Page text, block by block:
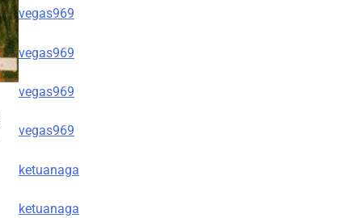
vegas969
vegas969
vegas969
vegas969
ketuanaga
ketuanaga